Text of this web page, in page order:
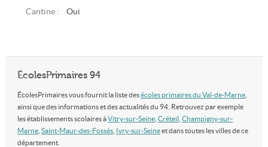
Cantine :
Oui
ÉcolesPrimaires 94
ÉcolesPrimaires vous fournit la liste desécoles primaires du Val-de-Marne,
ainsi que des informations et des actualités du 94. Retrouvez par exemple
les établissements scolaires àVitry-sur-Seine, Créteil Champigny-sur-
Marne, Saint-Maur-des-Fossés, Ivry-sur-Seineet dans toutes les villes de ce
département.